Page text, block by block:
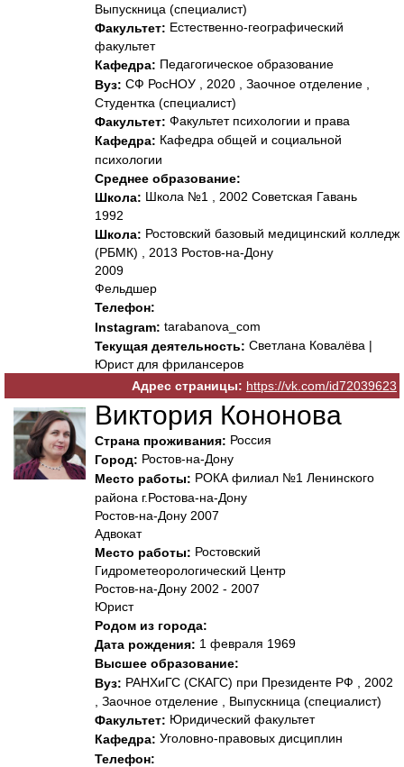
Выпускница (специалист)
Факультет: Естественно-географический
факультет
Кафедра: Педагогическое образование
Вуз: СФ РосНОУ , 2020 , Заочное отделение ,
Студентка (специалист)
Факультет: Факультет психологии и права
Кафедра: Кафедра общей и социальной
психологии
Среднее образование:
Школа: Школа №1 , 2002 Советская Гавань
1992
Школа: Ростовский базовый медицинский колледж
(РБМК) , 2013 Ростов-на-Дону
2009
Фельдшер
Телефон:
Instagram: tarabanova_com
Текущая деятельность: Светлана Ковалёва |
Юрист для фрилансеров
Адрес страницы: https://vk.com/id72039623
Виктория Кононова
Страна проживания: Россия
Город: Ростов-на-Дону
Место работы: РОКА филиал №1 Ленинского
района г.Ростова-на-Дону
Ростов-на-Дону 2007
Адвокат
Место работы: Ростовский
Гидрометеорологический Центр
Ростов-на-Дону 2002 - 2007
Юрист
Родом из города:
Дата рождения: 1 февраля 1969
Высшее образование:
Вуз: РАНХиГС (СКАГС) при Президенте РФ , 2002
, Заочное отделение , Выпускница (специалист)
Факультет: Юридический факультет
Кафедра: Уголовно-правовых дисциплин
Телефон: